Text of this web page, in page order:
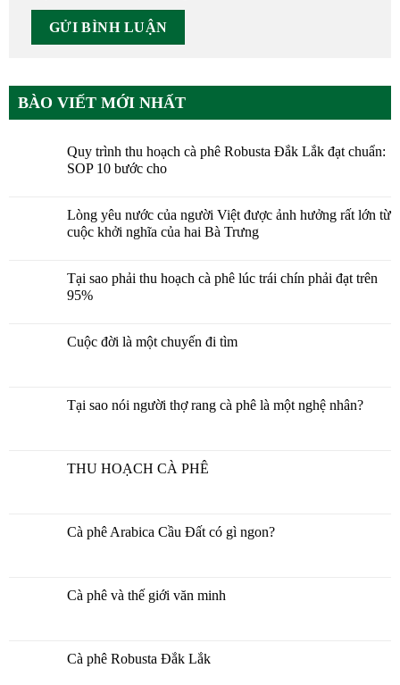
BÀO VIẾT MỚI NHẤT
Quy trình thu hoạch cà phê Robusta Đắk Lắk đạt chuẩn:
SOP 10 bước cho
Lòng yêu nước của người Việt được ảnh hưởng rất lớn từ
cuộc khởi nghĩa của hai Bà Trưng
Tại sao phải thu hoạch cà phê lúc trái chín phải đạt trên
95%
Cuộc đời là một chuyến đi tìm
Tại sao nói người thợ rang cà phê là một nghệ nhân?
THU HOẠCH CÀ PHÊ
Cà phê Arabica Cầu Đất có gì ngon?
Cà phê và thế giới văn minh
Cà phê Robusta Đắk Lắk